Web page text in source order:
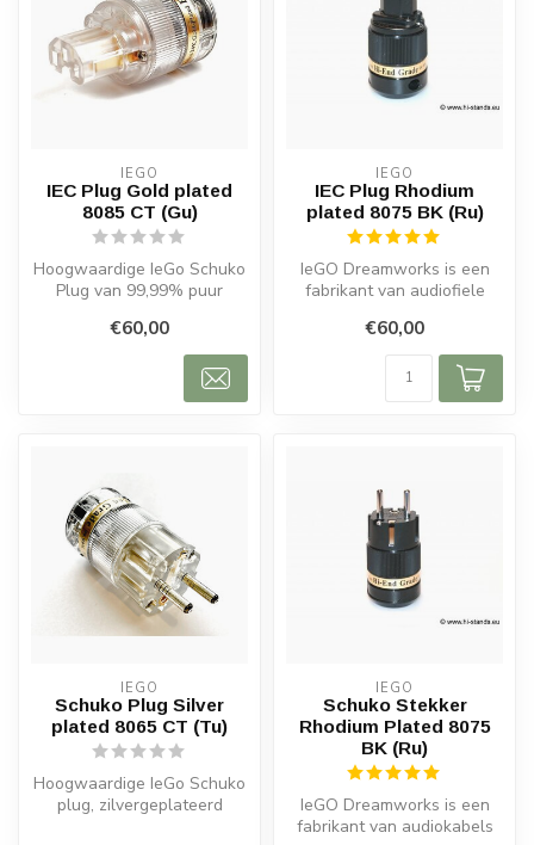
IEGO
IEC Plug Gold plated
8085 CT (Gu)
Hoogwaardige IeGo Schuko
Plug van 99,99% puur
geplateer...
€60,00
IEGO
IEC Plug Rhodium
plated 8075 BK (Ru)
IeGO Dreamworks is een
fabrikant van audiofiele
topkwa...
€60,00
IEGO
Schuko Plug Silver
plated 8065 CT (Tu)
Hoogwaardige IeGo Schuko
plug, zilvergeplateerd
IEGO
Schuko Stekker
Rhodium Plated 8075
BK (Ru)
IeGO Dreamworks is een
fabrikant van audiokabels